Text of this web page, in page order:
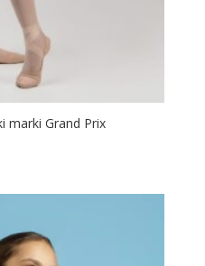
marki Grand Prix